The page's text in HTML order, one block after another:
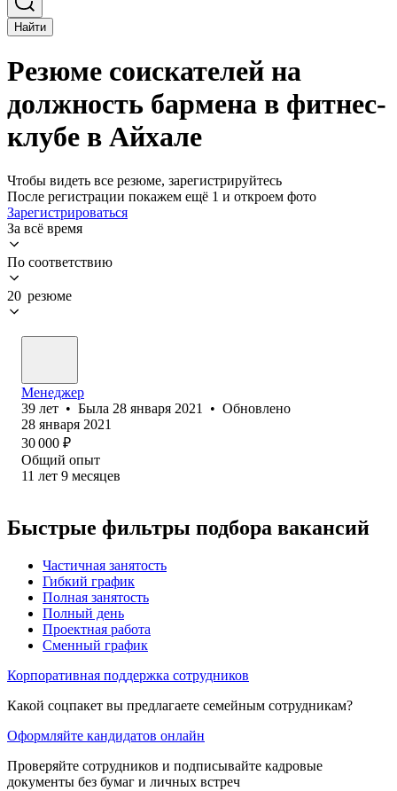
Найти
Резюме соискателей на
должность бармена в фитнес-
клубе в Айхале
Чтобы видеть все резюме, зарегистрируйтесь
После регистрации покажем ещё 1 и откроем фото
Зарегистрироваться
За всё время
По соответствию
20 резюме
Менеджер
39 лет • Была 28 января 2021 • Обновлено
28 января 2021
30 000 ₽
Общий опыт
11 лет 9 месяцев
Быстрые фильтры подбора вакансий
Частичная занятость
Гибкий график
Полная занятость
Полный день
Проектная работа
Сменный график
Корпоративная поддержка сотрудников
Какой соцпакет вы предлагаете семейным сотрудникам?
Оформляйте кандидатов онлайн
Проверяйте сотрудников и подписывайте кадровые
документы без бумаг и личных встреч